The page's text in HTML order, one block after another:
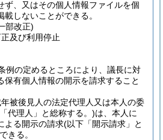
ず、又はその個人情報ファイルを個
載しないことができる。
部改正)
及び利用停止
例の定めるところにより、議長に対
保有個人情報の開示を請求すること
被後見人の法定代理人又は本人の委
代理人」と総称する。)は、本人に
よる開示の請求(以下「開示請求」と
きる。